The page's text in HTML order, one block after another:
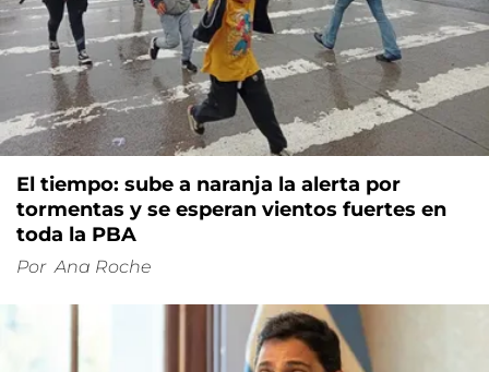
El tiempo: sube a naranja la alerta por
tormentas y se esperan vientos fuertes en
toda la PBA
Por Ana Roche